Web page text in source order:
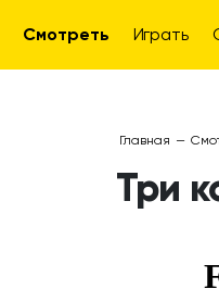
Смотреть Играть
Главная —
Три